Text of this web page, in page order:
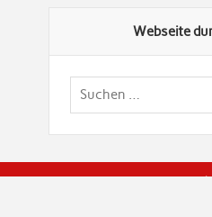
Webseite
© Brandenburgische